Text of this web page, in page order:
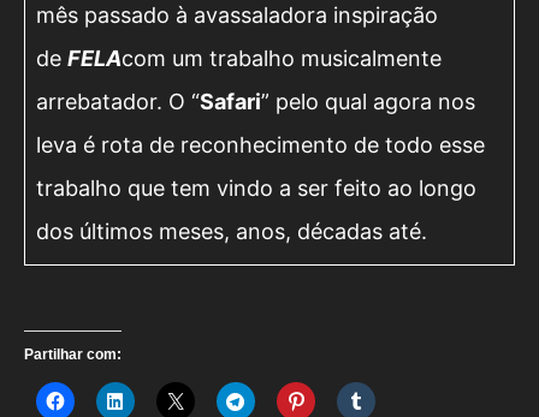
mês passado à avassaladora inspiração
de FELAcom um trabalho musicalmente
arrebatador. O “Safari” pelo qual agora nos
leva é rota de reconhecimento de todo esse
trabalho que tem vindo a ser feito ao longo
dos últimos meses, anos, décadas até.
Partilhar com: